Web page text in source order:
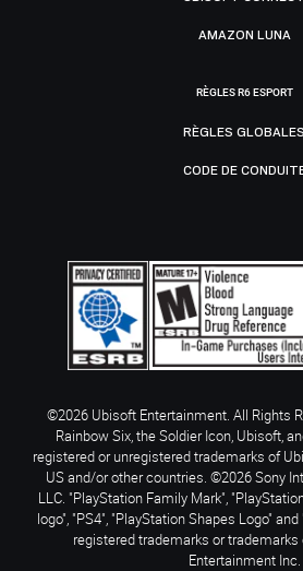
AMAZON LUNA
RÈGLES R6 ESPORT
RÈGLES GLOBALES
CODE DE
©2026 Ubisoft Entertainment. All Rights
Rainbow Six, the Soldier Icon, Ubisoft,
registered or unregistered trademarks of
US and/or other countries. ©2026 Sony
LLC. "PlayStation Family Mark",
logo", "PS4", "PlayStation Shapes Logo"
registered trademarks or trademarks
Entertainment Inc.